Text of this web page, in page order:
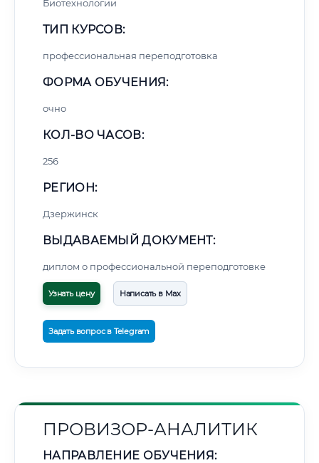
Биотехнологии
ТИП КУРСОВ:
профессиональная переподготовка
ФОРМА ОБУЧЕНИЯ:
очно
КОЛ-ВО ЧАСОВ:
256
РЕГИОН:
Дзержинск
ВЫДАВАЕМЫЙ ДОКУМЕНТ:
диплом о профессиональной переподготовке
Узнать цену Написать в Max
Задать вопрос в Telegram
ПРОВИЗОР-АНАЛИТИК
НАПРАВЛЕНИЕ ОБУЧЕНИЯ: